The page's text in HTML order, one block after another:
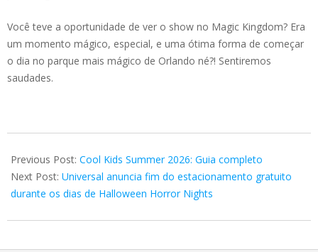
Você teve a oportunidade de ver o show no Magic Kingdom? Era
um momento mágico, especial, e uma ótima forma de começar
o dia no parque mais mágico de Orlando né?! Sentiremos
saudades.
06-
16
Previous Post: Cool Kids Summer 2026: Guia completo
Next Post: Universal anuncia fim do estacionamento gratuito
durante os dias de Halloween Horror Nights